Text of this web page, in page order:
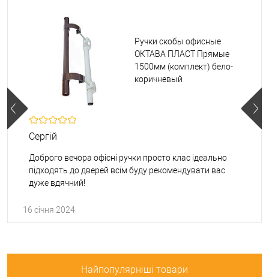
Ручки скобы офисные
ОКТАВА ПЛАСТ Прямые
1500мм (комплект) бело-
коричневый
Сергій
Доброго вечора офісні ручки просто клас ідеально
підходять до дверей всім буду рекомендувати вас
дуже вдячний!
16 січня 2024
Найпопулярніші товари